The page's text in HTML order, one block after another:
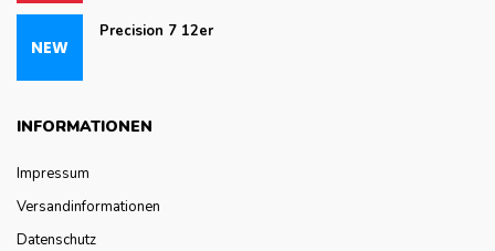
Precision 7 12er
INFORMATIONEN
Impressum
Versandinformationen
Datenschutz